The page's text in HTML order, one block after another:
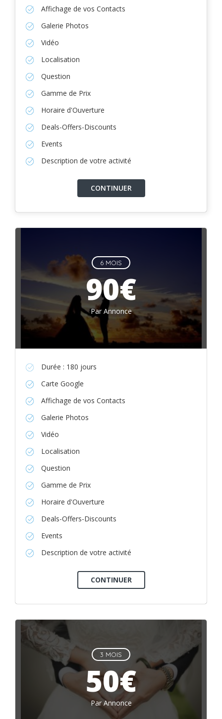
Affichage de vos Contacts
Galerie Photos
Vidéo
Localisation
Question
Gamme de Prix
Horaire d'Ouverture
Deals-Offers-Discounts
Events
Description de votre activité
6 MOIS
90€
Par Annonce
Durée : 180 jours
Carte Google
Affichage de vos Contacts
Galerie Photos
Vidéo
Localisation
Question
Gamme de Prix
Horaire d'Ouverture
Deals-Offers-Discounts
Events
Description de votre activité
3 MOIS
50€
Par Annonce